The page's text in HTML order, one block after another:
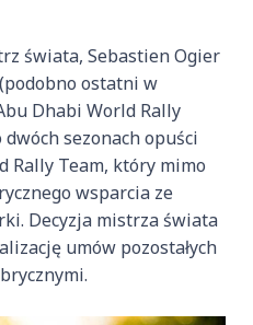
świata, Sebastien Ogier
ostatni w
Dhabi World Rally
sezonach opuści
Rally Team, który mimo
wsparcia ze
Decyzja mistrza świata
umów pozostałych